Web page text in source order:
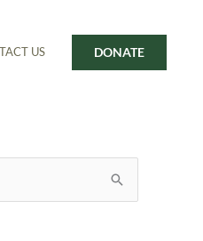
US DONATE